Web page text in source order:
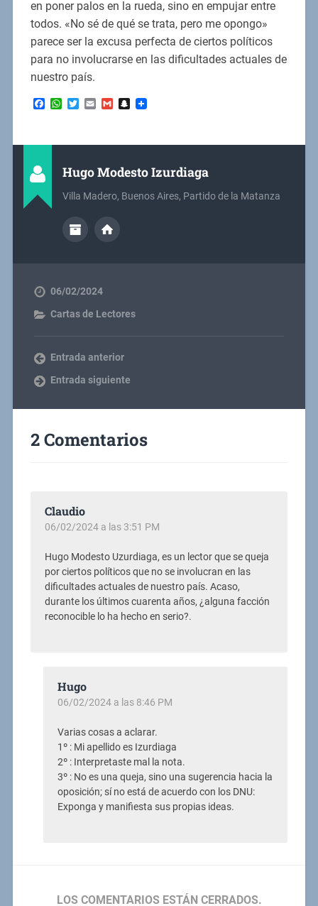
en poner palos en la rueda, sino en empujar entre
todos. «No sé de qué se trata, pero me opongo»
parece ser la excusa perfecta de ciertos políticos
para no involucrarse en las dificultades actuales de
nuestro país.
Facebook
WhatsApp
Twitter
EmailGmailSnapchat
Hugo Modesto Izurdiaga
Villa Madero, Buenos Aires, Partido de la Matanza
06/02/2024
Cartas de Lectores
Entrada anterior
Entrada siguiente
2 Comentarios
Claudio
06/02/2024 a las 3:51 PM
Hugo Modesto Uzurdiaga, es un lector que se queja
por ciertos políticos que no se involucran en las
dificultades actuales de nuestro país. Acaso,
durante los últimos cuarenta años, ¿alguna facción
reconocible lo ha hecho en serio?.
Hugo
06/02/2024 a las 8:46 PM
Varias cosas a aclarar.
1º : Mi apellido es Izurdiaga
2º : Interpretaste mal la nota.
3º : No es una queja, sino una sugerencia hacia la
oposición; sí no está de acuerdo con los DNU:
Exponga y manifiesta sus propias ideas.
LOS COMENTARIOS ESTÁN CERRADOS.